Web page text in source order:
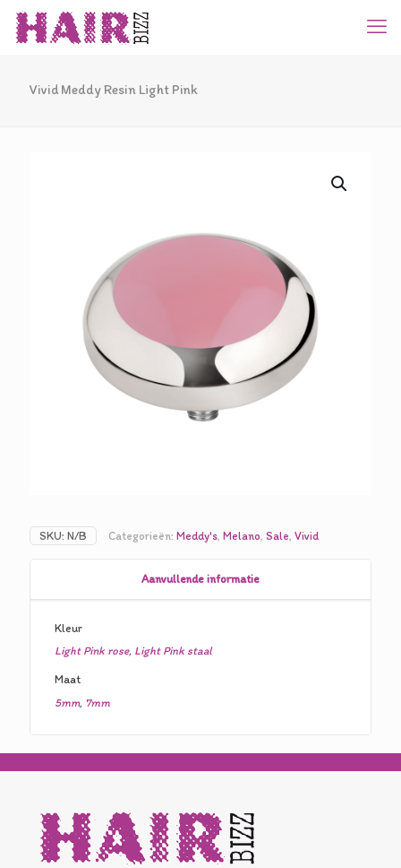
Vivid Meddy Resin Light Pink
SKU: N/B Categorieën: Meddy's, Melano, Sale, Vivid
Aanvullende informatie
Kleur
Light Pink rose, Light Pink staal
Maat
5mm, 7mm